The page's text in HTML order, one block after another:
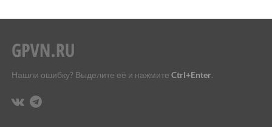
Нашли ошибку? Выделите её и нажмите Ctrl+Enter.